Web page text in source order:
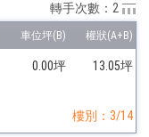
0.00坪 13.05坪
樓別：3/14
轉手次數：2